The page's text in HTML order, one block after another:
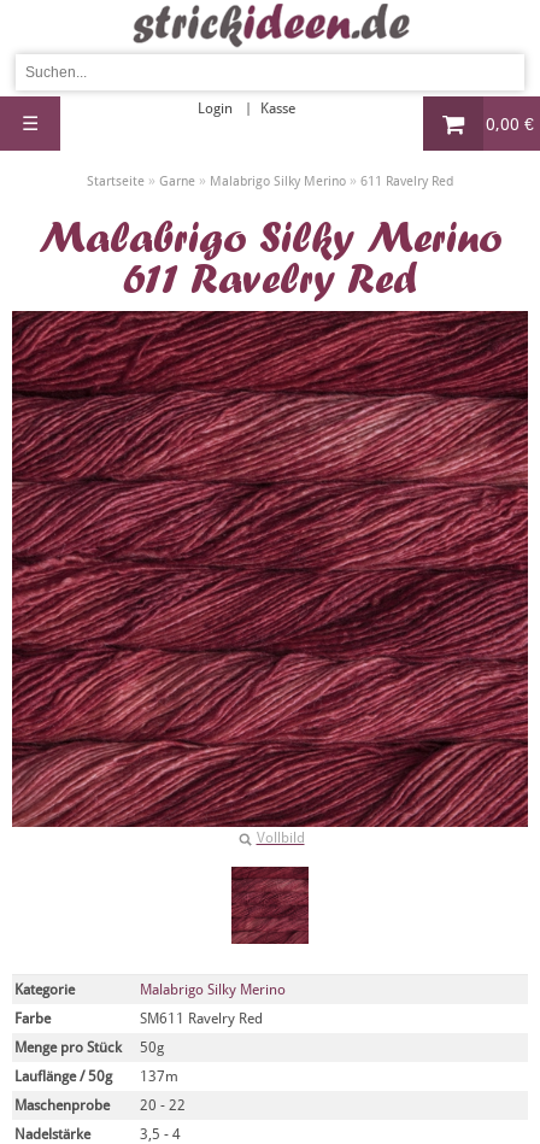
0,00 €
Login Kasse
☰
Startseite » Garne » Malabrigo Silky Merino » 611 Ravelry Red
Malabrigo Silky Merino
611 Ravelry Red
Vollbild
Kategorie
Malabrigo Silky Merino
Farbe
SM611 Ravelry Red
Menge pro Stück
50g
Lauflänge / 50g
137m
Maschenprobe
20 - 22
Nadelstärke
3,5 - 4